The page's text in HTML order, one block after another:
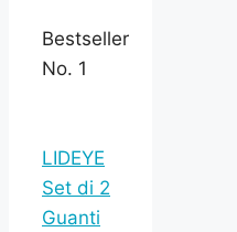
Bestseller
No. 1
LIDEYE
Set di 2
Guanti